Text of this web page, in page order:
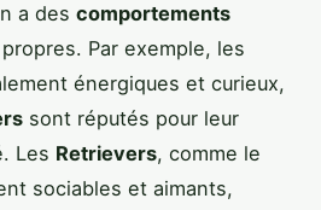
a des comportements
Par exemple, les
énergiques et curieux,
sont réputés pour leur
Les Retrievers, comme le
sociables et aimants,